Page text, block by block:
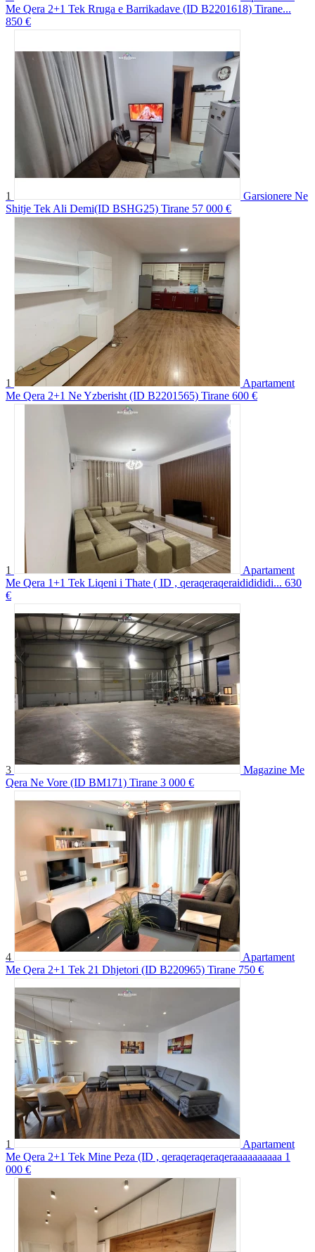
Me Qera 2+1 Tek Rruga e Barrikadave (ID B2201618) Tirane...
850 €
1
Garsionere Ne
Shitje Tek Ali Demi(ID BSHG25) Tirane 57 000 €
1
Apartament
Me Qera 2+1 Ne Yzberisht (ID B2201565) Tirane 600 €
1
Apartament
Me Qera 1+1 Tek Liqeni i Thate ( ID , qeraqeraqeraididididi... 630
€
3
Magazine Me
Qera Ne Vore (ID BM171) Tirane 3 000 €
4
Apartament
Me Qera 2+1 Tek 21 Dhjetori (ID B220965) Tirane 750 €
1
Apartament
Me Qera 2+1 Tek Mine Peza (ID , qeraqeraqeraqeraaaaaaaaaa 1
000 €